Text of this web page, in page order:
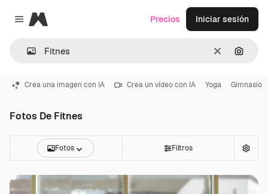
Close menu
Magnific
Borrar
Precios Iniciar sesión
Crea una imagen con IA Crea un vídeo con IA Yoga Gimnasio
Fotos De Fitnes
Fotos Filtros